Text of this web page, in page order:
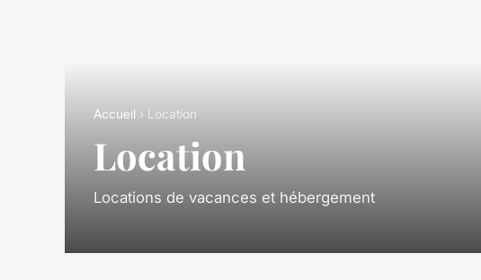
Accueil › Location
Location
Locations de vacances et hébergement